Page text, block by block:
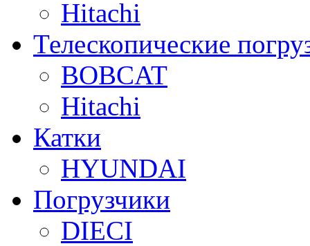
Hitachi
Телескопические
BOBCAT
Hitachi
Катки
HYUNDAI
Погрузчики
DIECI